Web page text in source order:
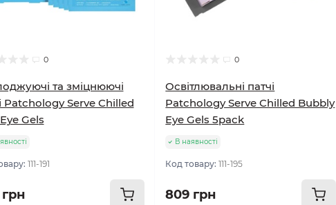
0
та зміцнюючі
Patchology Serve Chilled
Gels
111-191
0
Освітлювальні патчі
Patchology Serve Chilled Bubbly
Eye Gels 5pack
В наявності
Код товару:111-195
809 грн